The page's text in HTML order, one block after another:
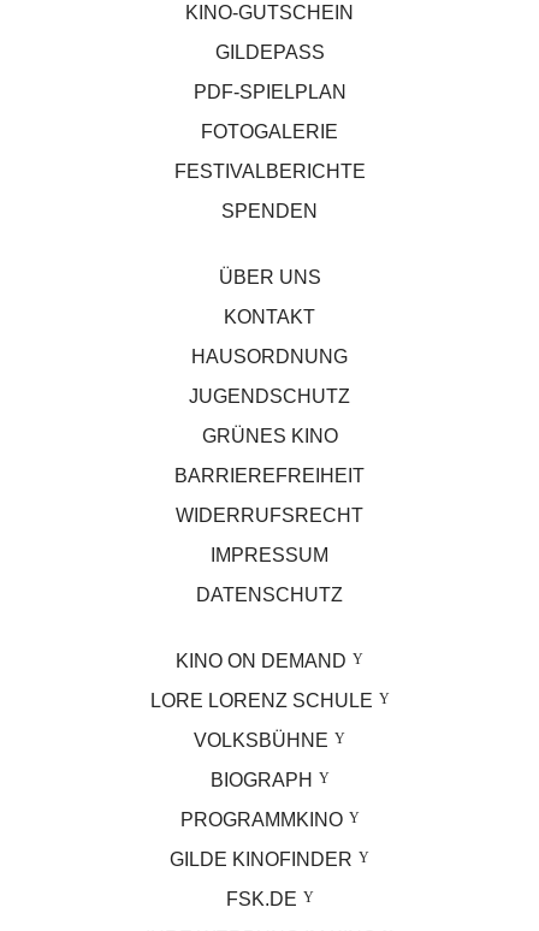
KINO-GUTSCHEIN
GILDEPASS
PDF-SPIELPLAN
FOTOGALERIE
FESTIVALBERICHTE
SPENDEN
ÜBER UNS
KONTAKT
HAUSORDNUNG
JUGENDSCHUTZ
GRÜNES KINO
BARRIEREFREIHEIT
WIDERRUFSRECHT
IMPRESSUM
DATENSCHUTZ
KINO ON DEMAND
LORE LORENZ SCHULE
VOLKSBÜHNE
BIOGRAPH
PROGRAMMKINO
GILDE KINOFINDER
FSK.DE